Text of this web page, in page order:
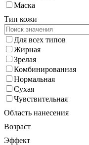
Маска
Тип кожи
Для всех типов
Жирная
Зрелая
Комбинированная
Нормальная
Сухая
Чувствительная
Область нанесения
Возраст
Эффект